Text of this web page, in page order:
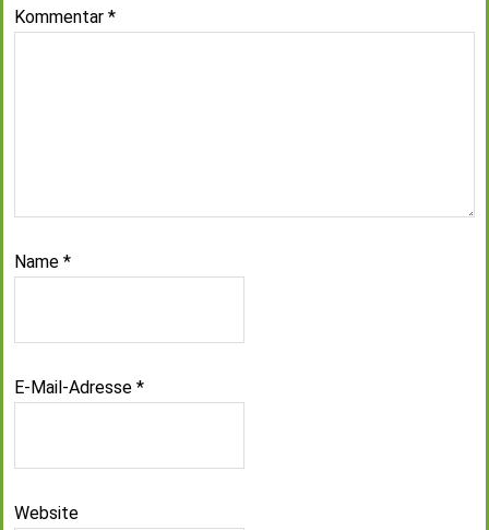
Kommentar *
Name *
E-Mail-Adresse *
Website